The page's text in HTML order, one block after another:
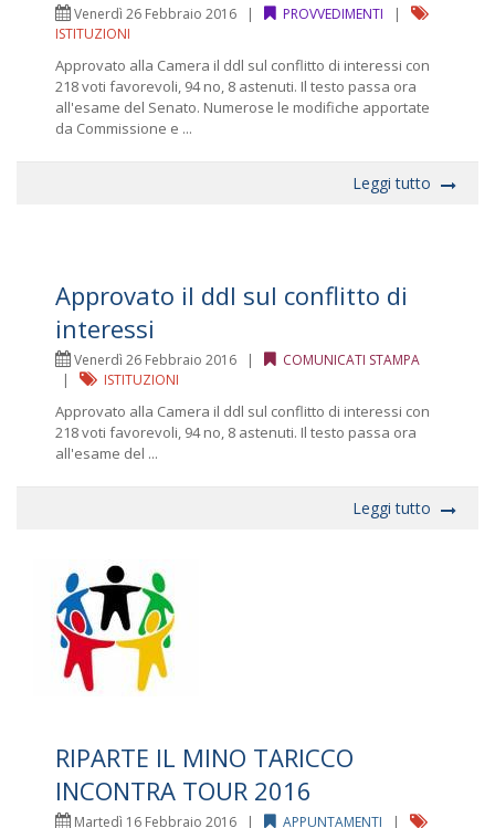
Venerdì 26 Febbraio 2016 | PROVVEDIMENTI
|
ISTITUZIONI
Approvato alla Camera il ddl sul conflitto di interessi con
218 voti favorevoli, 94 no, 8 astenuti. Il testo passa ora
all'esame del Senato. Numerose le modifiche apportate
da Commissione e ...
Leggi tutto
Approvato il ddl sul conflitto di
interessi
Venerdì 26 Febbraio 2016 |
COMUNICATI STAMPA
|
ISTITUZIONI
Approvato alla Camera il ddl sul conflitto di interessi con
218 voti favorevoli, 94 no, 8 astenuti. Il testo passa ora
all'esame del ...
Leggi tutto
RIPARTE IL MINO TARICCO
INCONTRA TOUR 2016
Martedì 16 Febbraio 2016 | APPUNTAMENTI |